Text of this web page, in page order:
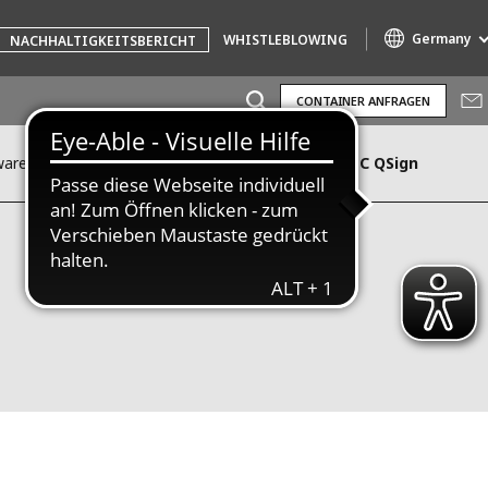
NACHHALTIGKEITSBERICHT WHISTLEBLOWING Germany
Specialty Brands
ENGINEERING & CONSULTING
HAZARDOUS WASTE EUROPE
OFIS
CONTAINER ANFRAGEN
günstig einkaufen Einzelsignaturkarte TC QSign